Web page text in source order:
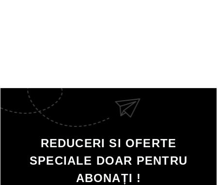
REDUCERI SI OFERTE
SPECIALE DOAR PENTRU
ABONAȚI !